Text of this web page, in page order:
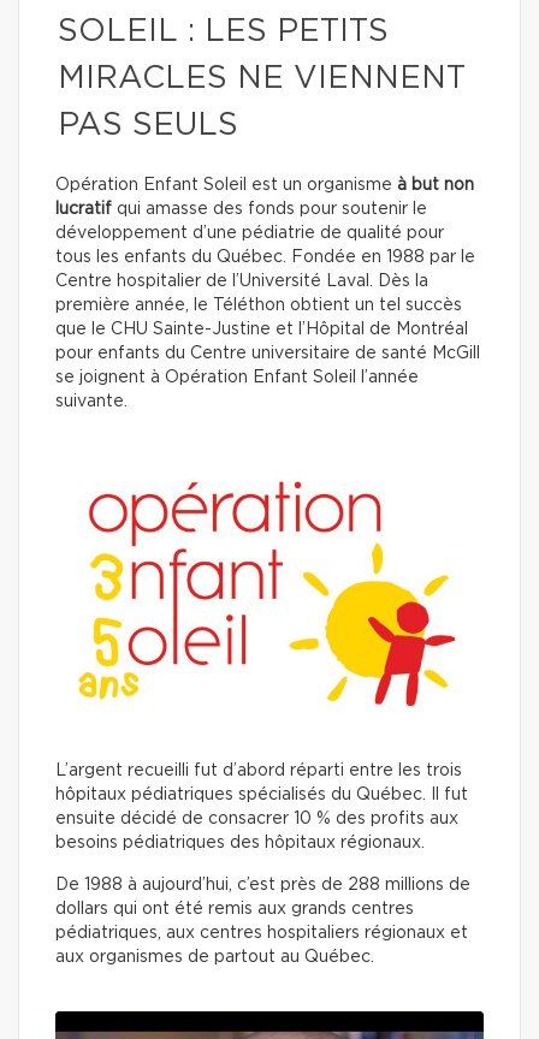
SOLEIL : LES PETITS
MIRACLES NE VIENNENT
PAS SEULS
Opération Enfant Soleil est un organisme à but non
lucratif qui amasse des fonds pour soutenir le
développement d’une pédiatrie de qualité pour
tous les enfants du Québec. Fondée en 1988 par le
Centre hospitalier de l’Université Laval. Dès la
première année, le Téléthon obtient un tel succès
que le CHU Sainte-Justine et l’Hôpital de Montréal
pour enfants du Centre universitaire de santé McGill
se joignent à Opération Enfant Soleil l’année
suivante.
L’argent recueilli fut d’abord réparti entre les trois
hôpitaux pédiatriques spécialisés du Québec. Il fut
ensuite décidé de consacrer 10 % des profits aux
besoins pédiatriques des hôpitaux régionaux.
De 1988 à aujourd’hui, c’est près de 288 millions de
dollars qui ont été remis aux grands centres
pédiatriques, aux centres hospitaliers régionaux et
aux organismes de partout au Québec.